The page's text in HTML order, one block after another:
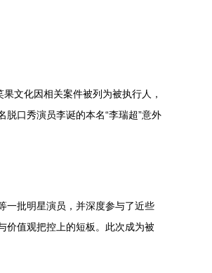
文化因相关案件被列为被执行人，
口秀演员李诞的本名“李瑞超”意外
一批明星演员，并深度参与了近些
价值观把控上的短板。此次成为被